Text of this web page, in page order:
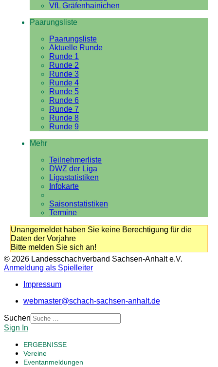
VfL Gräfenhainichen
Paarungsliste
Paarungsliste
Aktuelle Runde
Runde 1
Runde 2
Runde 3
Runde 4
Runde 5
Runde 6
Runde 7
Runde 8
Runde 9
Mehr
Teilnehmerliste
DWZ der Liga
Ligastatistiken
Infokarte
Saisonstatistiken
Termine
Unangemeldet haben Sie keine Berechtigung für die
Daten der Vorjahre
Bitte melden Sie sich an!
© 2026 Landesschachverband Sachsen-Anhalt e.V.
Anmeldung als Spielleiter
Impressum
webmaster@schach-sachsen-anhalt.de
Suchen
Sign In
ERGEBNISSE
Vereine
Eventanmeldungen